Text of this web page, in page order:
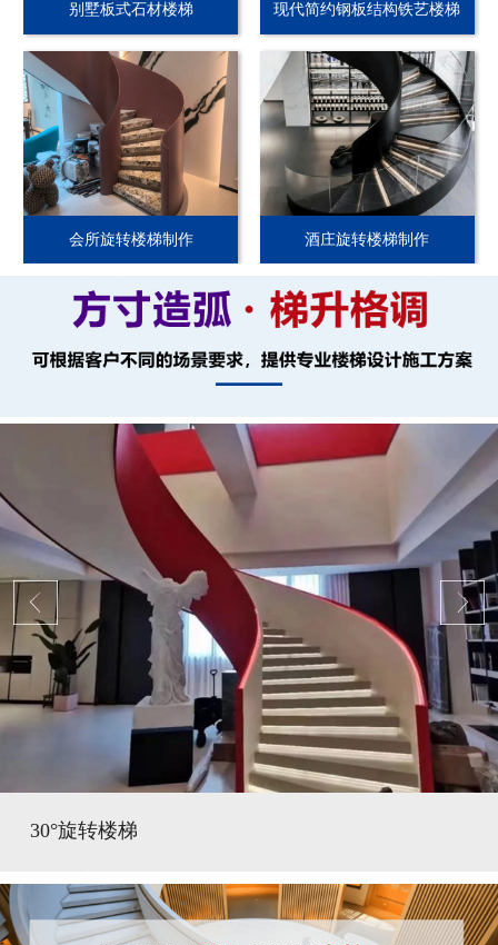
别墅板式石材楼梯 现代简约钢板结构铁艺楼梯
会所旋转楼梯制作 酒庄旋转楼梯制作
30°旋转楼梯